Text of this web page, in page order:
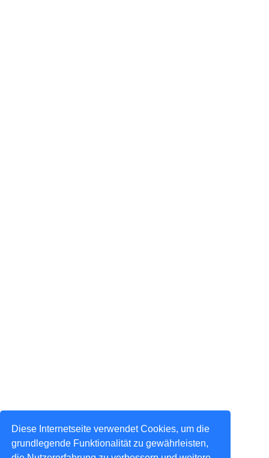
Diese Internetseite verwendet Cookies, um die
grundlegende Funktionalität zu gewährleisten,